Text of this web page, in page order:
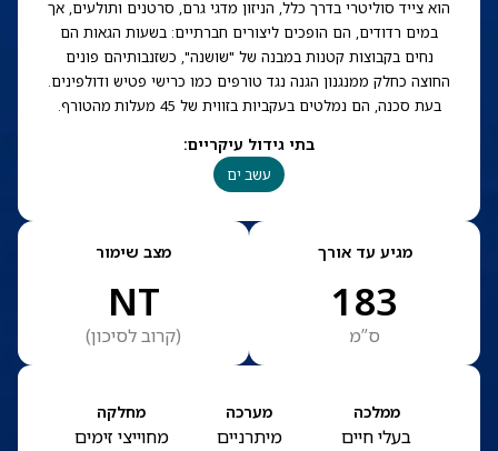
הוא צייד סוליטרי בדרך כלל, הניזון מדגי גרם, סרטנים ותולעים, אך
במים רדודים, הם הופכים ליצורים חברתיים: בשעות הגאות הם
נחים בקבוצות קטנות במבנה של "שושנה", כשזנבותיהם פונים
החוצה כחלק ממנגנון הגנה נגד טורפים כמו כרישי פטיש ודולפינים.
בעת סכנה, הם נמלטים בעקביות בזווית של 45 מעלות מהטורף.
בתי גידול עיקריים:
עשב ים
מגיע עד אורך
183
ס”מ
מצב שימור
NT
(קרוב לסיכון)
ממלכה
בעלי חיים
מערכה
מיתרניים
מחלקה
מחוייצי זימים